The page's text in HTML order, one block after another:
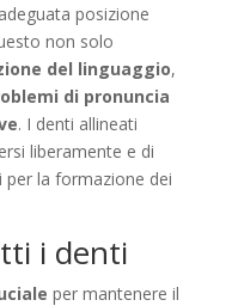
posizione
non solo
del linguaggio,
di pronuncia
. I denti allineati
liberamente e di
la formazione dei
i denti
per mantenere il